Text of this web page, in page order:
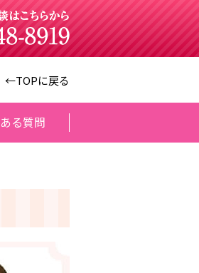
←TOPに戻る
る質問